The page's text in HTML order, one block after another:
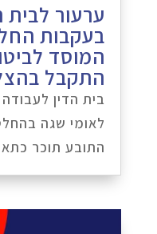
ערעור לבית
בעקבות
המוסד
התקבל
בית הדין
לאומי שגה
התובע תוכר